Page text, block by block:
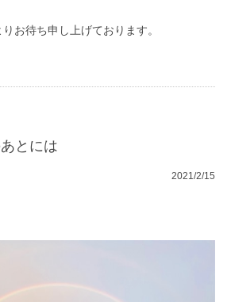
お待ち申し上げております。
とには
2021/2/15